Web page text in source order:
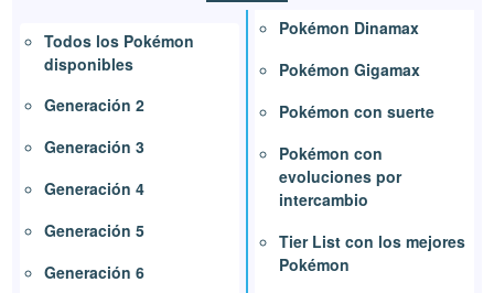
Todos los Pokémon
disponibles
Generación 2
Generación 3
Generación 4
Generación 5
Generación 6
Pokémon Dinamax
Pokémon Gigamax
Pokémon con suerte
Pokémon con
evoluciones por
intercambio
Tier List con los mejores
Pokémon